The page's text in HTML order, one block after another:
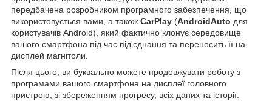
передбачена розробником програмного забезпечення, що
використовується вами, а також CarPlay (AndroidAuto для
користувачів Android), який фактично клонує середовище
вашого смартфона під час під'єднання та переносить її на
дисплей магнітоли.
Після цього, ви буквально можете продовжувати роботу з
програмами вашого смартфона на дисплеї головного
пристрою, зі збереженням прогресу, всіх даних та історії.